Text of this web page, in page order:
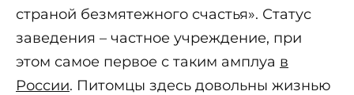
страной безмятежного счастья». Статус
заведения – частное учреждение, при
этом самое первое с таким амплуа в
России. Питомцы здесь довольны жизнью